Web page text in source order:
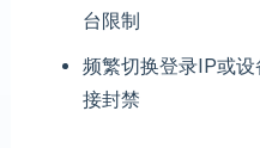
台限制
频繁切换登录IP或
接封禁